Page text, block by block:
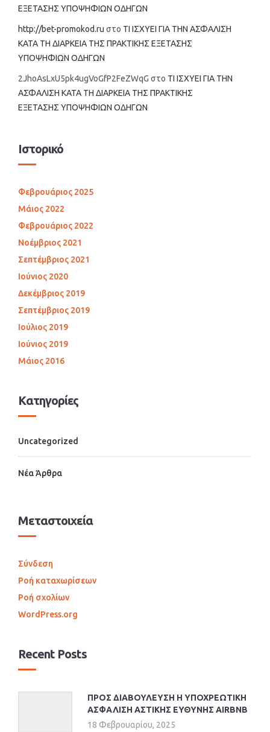
ΕΞΕΤΑΣΗΣ ΥΠΟΨΗΦΙΩΝ ΟΔΗΓΩΝ
http://bet-promokod.ru στο ΤΙ ΙΣΧΥΕΙ ΓΙΑ ΤΗΝ ΑΣΦΑΛΙΣΗ
ΚΑΤΑ ΤΗ ΔΙΑΡΚΕΙΑ ΤΗΣ ΠΡΑΚΤΙΚΗΣ ΕΞΕΤΑΣΗΣ
ΥΠΟΨΗΦΙΩΝ ΟΔΗΓΩΝ
2JhoAsLxU5pk4ugVoGfP2FeZWqG στο ΤΙ ΙΣΧΥΕΙ ΓΙΑ ΤΗΝ
ΑΣΦΑΛΙΣΗ ΚΑΤΑ ΤΗ ΔΙΑΡΚΕΙΑ ΤΗΣ ΠΡΑΚΤΙΚΗΣ
ΕΞΕΤΑΣΗΣ ΥΠΟΨΗΦΙΩΝ ΟΔΗΓΩΝ
Ιστορικό
Φεβρουάριος 2025
Μάιος 2022
Φεβρουάριος 2022
Νοέμβριος 2021
Σεπτέμβριος 2021
Ιούνιος 2020
Δεκέμβριος 2019
Σεπτέμβριος 2019
Ιούλιος 2019
Ιούνιος 2019
Μάιος 2016
Kατηγορίες
Uncategorized
Νέα Άρθρα
Μεταστοιχεία
Σύνδεση
Ροή καταχωρίσεων
Ροή σχολίων
WordPress.org
Recent Posts
ΠΡΟΣ ΔΙΑΒΟΥΛΕΥΣΗ Η ΥΠΟΧΡΕΩΤΙΚΗ
ΑΣΦΑΛΙΣΗ ΑΣΤΙΚΗΣ ΕΥΘΥΝΗΣ AIRBNB
18 Φεβρουαρίου, 2025